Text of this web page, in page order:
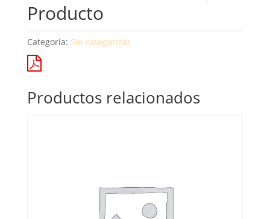
Producto
Categoría: Sin categorizar
Productos relacionados